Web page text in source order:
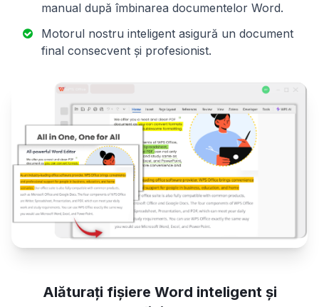
manual după îmbinarea documentelor Word.
Motorul nostru inteligent asigură un document
final consecvent și profesionist.
Alăturați fișiere Word inteligent și